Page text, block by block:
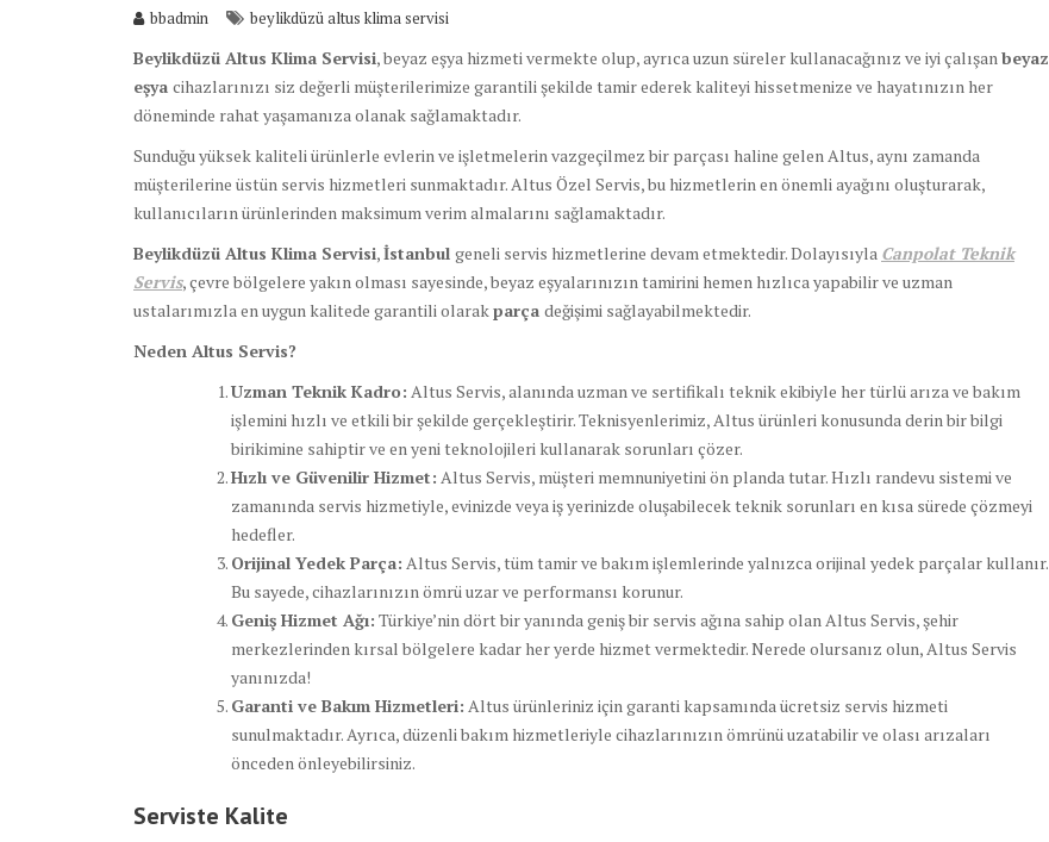
bbadmin beylikdüzü altus klima servisi
Beylikdüzü Altus Klima Servisi, beyaz eşya hizmeti vermekte olup, ayrıca uzun süreler kullanacağınız ve iyi çalışanbeyaz
eşya cihazlarınızı siz değerli müşterilerimize garantili şekilde tamir ederek kaliteyi hissetmenize ve hayatınızın her
döneminde rahat yaşamanıza olanak sağlamaktadır.
Sunduğu yüksek kaliteli ürünlerle evlerin ve işletmelerin vazgeçilmez bir parçası haline gelen Altus, aynı zamanda
müşterilerine üstün servis hizmetleri sunmaktadır. Altus Özel Servis, bu hizmetlerin en önemli ayağını oluşturarak,
kullanıcıların ürünlerinden maksimum verim almalarını sağlamaktadır.
Beylikdüzü Altus Klima Servisi,İstanbul geneli servis hizmetlerine devam etmektedir. Dolayısıyla Canpolat Teknik
Servis, çevre bölgelere yakın olması sayesinde, beyaz eşyalarınızın tamirini hemen hızlıca yapabilir ve uzman
ustalarımızla en uygun kalitede garantili olarakparça değişimi sağlayabilmektedir.
Neden Altus Servis?
Uzman Teknik Kadro: Altus Servis, alanında uzman ve sertifikalı teknik ekibiyle her türlü arıza ve bakım
işlemini hızlı ve etkili bir şekilde gerçekleştirir. Teknisyenlerimiz, Altus ürünleri konusunda derin bir bilgi
birikimine sahiptir ve en yeni teknolojileri kullanarak sorunları çözer.
Hızlı ve Güvenilir Hizmet: Altus Servis, müşteri memnuniyetini ön planda tutar. Hızlı randevu sistemi ve
zamanında servis hizmetiyle, evinizde veya iş yerinizde oluşabilecek teknik sorunları en kısa sürede çözmeyi
hedefler.
Orijinal Yedek Parça: Altus Servis, tüm tamir ve bakım işlemlerinde yalnızca orijinal yedek parçalar kullanır.
Bu sayede, cihazlarınızın ömrü uzar ve performansı korunur.
Geniş Hizmet Ağı: Türkiye’nin dört bir yanında geniş bir servis ağına sahip olan Altus Servis, şehir
merkezlerinden kırsal bölgelere kadar her yerde hizmet vermektedir. Nerede olursanız olun, Altus Servis
yanınızda!
Garanti ve Bakım Hizmetleri: Altus ürünleriniz için garanti kapsamında ücretsiz servis hizmeti
sunulmaktadır. Ayrıca, düzenli bakım hizmetleriyle cihazlarınızın ömrünü uzatabilir ve olası arızaları
önceden önleyebilirsiniz.
Serviste Kalite